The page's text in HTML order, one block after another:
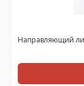
Направляющий